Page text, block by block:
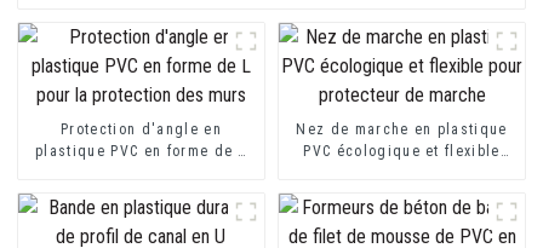
Protection d'angle en
plastique PVC en forme de L
Nez de marche en plastique
PVC écologique et flexible